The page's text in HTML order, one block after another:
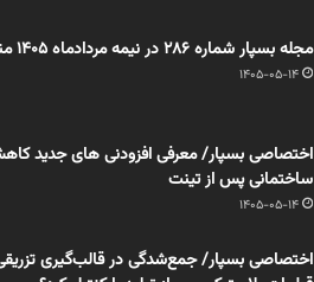
مجله بسپار شماره 286 در نیمه مردادماه 1405 منتشر شد
1405-05-14
اختصاصی بسپار/ معرفی افزودنی های جدید
ساختمانی پس از تینت
1405-05-14
اختصاصی بسپار/ جمع‌شدگی در قالب‌گیری